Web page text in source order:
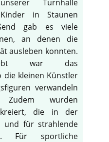
Turnhalle
in Staunen
gab es viele
an denen die
ausleben konnten.
war das
die kleinen Künstler
verwandeln
wurden
kreiert, die in der
und für strahlende
Für sportliche